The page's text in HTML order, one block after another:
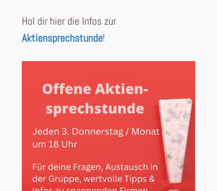
Hol dir hier die Infos zur
Aktiensprechstunde!